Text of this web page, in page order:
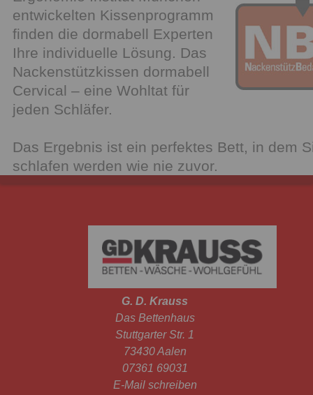
entwickelten Kissenprogramm
finden die dormabell Experten
Ihre individuelle Lösung. Das
Nackenstützkissen dormabell
Cervical – eine Wohltat für
jeden Schläfer.
Das Ergebnis ist ein perfektes Bett, in dem
schlafen werden wie nie zuvor.
G. D. Krauss
Das Bettenhaus
Stuttgarter Str. 1
73430 Aalen
07361 69031
E-Mail schreiben